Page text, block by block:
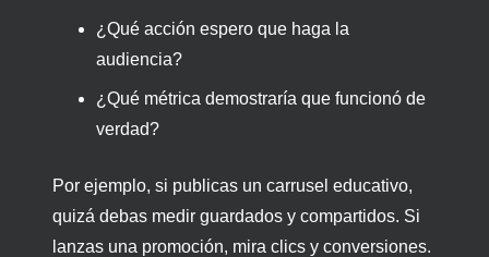
¿Qué acción espero que haga la
audiencia?
¿Qué métrica demostraría que funcionó de
verdad?
Por ejemplo, si publicas un carrusel educativo,
quizá debas medir guardados y compartidos. Si
lanzas una promoción, mira clics y conversiones.